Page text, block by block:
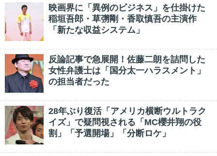
映画界に「異例のビジネス」を仕掛けた
稲垣吾郎・草彅剛・香取慎吾の主演作
「新たな収益システム」
反論記事で急展開！佐藤二朗を詰問した
女性弁護士は「国分太一ハラスメント」
の担当者だった
28年ぶり復活「アメリカ横断ウルトラク
イズ」で疑問視される「MC櫻井翔の役
割」「予選開場」「分断ロケ」